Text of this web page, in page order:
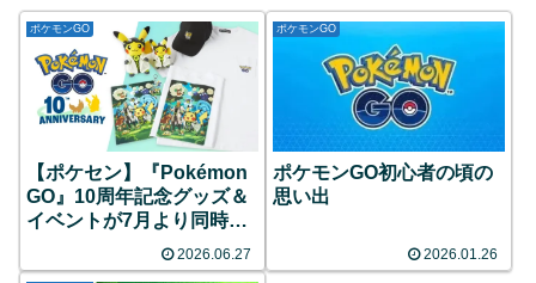
ポケモンGO
【ポケセン】『Pokémon
GO』10周年記念グッズ＆
イベントが7月より同時開
催！限定ピカチュウのグリ
ーティングや特別なレイド
2026.06.27
ポケモンGO
ポケモンGO初心者の頃の
思い出
2026.01.26